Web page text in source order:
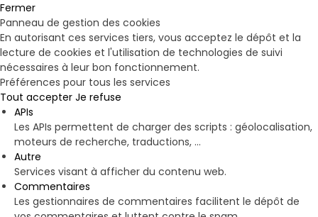
Fermer
Panneau de gestion des cookies
En autorisant ces services tiers, vous acceptez le dépôt et la
lecture de cookies et l'utilisation de technologies de suivi
nécessaires à leur bon fonctionnement.
Préférences pour tous les services
Tout accepter Je refuse
APIs
Les APIs permettent de charger des scripts : géolocalisation,
moteurs de recherche, traductions, ...
Autre
Services visant à afficher du contenu web.
Commentaires
Les gestionnaires de commentaires facilitent le dépôt de